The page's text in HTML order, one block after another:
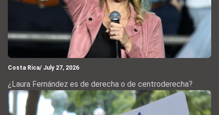
Costa Rica/ July 27, 2026
¿Laura Fernández es de derecha o de centroderecha?